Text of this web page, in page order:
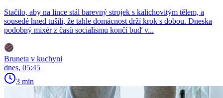
Stačilo, aby na lince stál barevný strojek s kalichovitým tělem, a
sousedé hned tušili, že tahle domácnost drží krok s dobou. Dneska
podobný mixér z časů socialismu končí buď v...
Bruneta v kuchyni
dnes, 05:45
3 min